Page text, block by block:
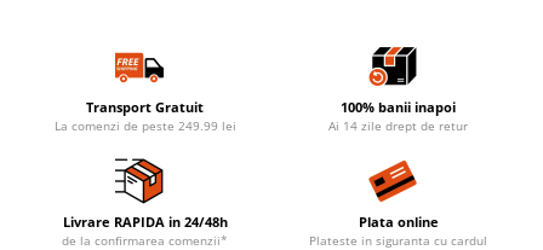
Transport Gratuit
La comenzi de peste 249.99 lei
100% banii inapoi
Ai 14 zile drept de retur
Livrare RAPIDA in 24/48h
de la confirmarea comenzii*
Plata online
Plateste in siguranta cu cardul